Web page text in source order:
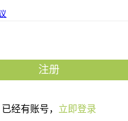
注册
已经有账号， 立即登录